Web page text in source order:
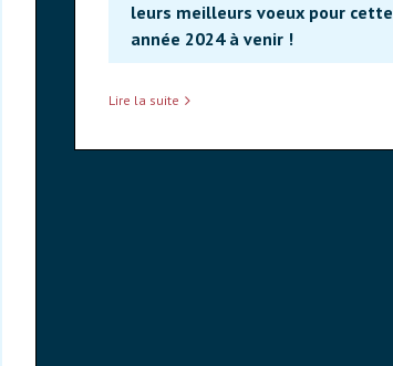
leurs meilleurs voeux pour cette
année 2024 à venir !
Lire la suite